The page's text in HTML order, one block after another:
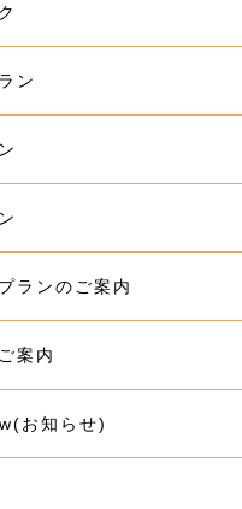
ン
ランのご案内
案内
お知らせ)